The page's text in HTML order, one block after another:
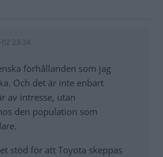
23:34
förhållanden som jag
Och det är inte enbart
av intresse, utan
den population som
stöd för att Toyota skeppas